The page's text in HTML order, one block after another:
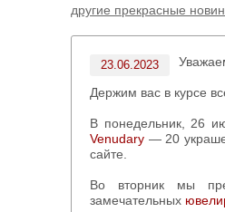
другие прекрасные
23.06.2023
Держим вас в курсе
В понедельник, 26
Venudary — 20
сайте.
Во вторник мы предложим Вашему вниманию 25
замечательных